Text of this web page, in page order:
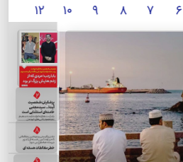
۶ ۷ ۸ ۹ ۱۰ ۱۲